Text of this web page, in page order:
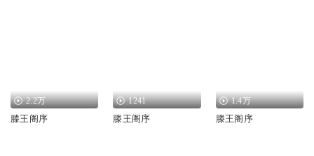
2.2万
滕王阁序
1241
滕王阁序
1.4万
滕王阁序